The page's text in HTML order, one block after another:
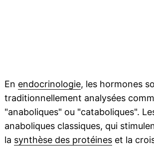
En endocrinologie, les hormones
traditionnellement analysées
"anaboliques" ou "cataboliques".
anaboliques classiques, qui
la synthèse des protéineset la